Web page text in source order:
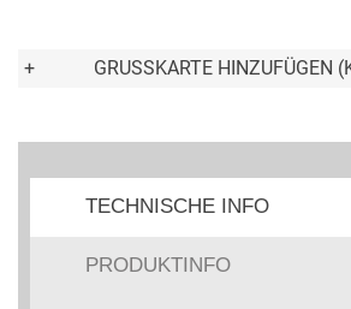
+ GRUSSKARTE HINZUFÜGEN
TECHNISCHE INFO
PRODUKTINFO